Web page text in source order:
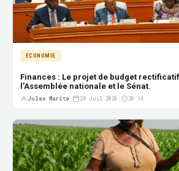
ECONOMIE
Finances : Le projet de budget
l’Assemblée nationale et le Sénat.
Jules Marite 28 Juil 2026 20:14